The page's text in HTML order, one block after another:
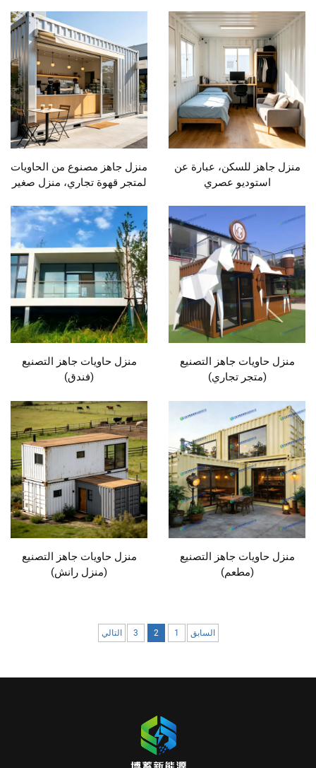
منزل جاهز للسكن، عبارة عن
استوديو عصري
منزل جاهز مصنوع من الحاويات
لمتجر قهوة تجاري، منزل صغير
منزل حاويات جاهز التصنيع
(متجر تجاري)
منزل حاويات جاهز التصنيع
(فندق)
منزل حاويات جاهز التصنيع
(مطعم)
منزل حاويات جاهز التصنيع
(منزل رانش)
السابق 1
2
3 التالي